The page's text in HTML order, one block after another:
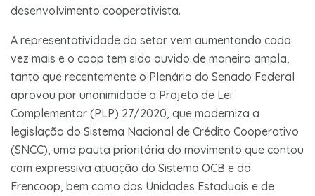
desenvolvimento cooperativista.
A representatividade do setor vem aumentando cada
vez mais e o coop tem sido ouvido de maneira ampla,
tanto que recentemente o Plenário do Senado Federal
aprovou por unanimidade o Projeto de Lei
Complementar (PLP) 27/2020, que moderniza a
legislação do Sistema Nacional de Crédito Cooperativo
(SNCC), uma pauta prioritária do movimento que contou
com expressiva atuação do Sistema OCB e da
Frencoop, bem como das Unidades Estaduais e de